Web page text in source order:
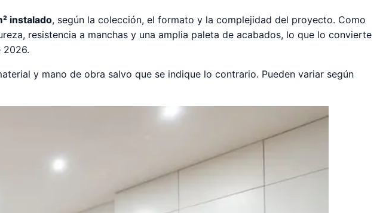
instalado, según la colección, el formato y la complejidad del proyecto. Como
resistencia a manchas y una amplia paleta de acabados, lo que lo convierte
2026.
y mano de obra salvo que se indique lo contrario. Pueden variar según